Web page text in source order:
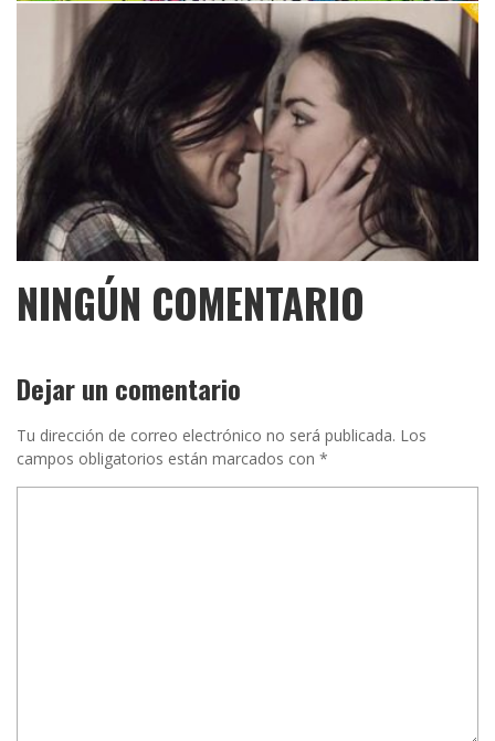
NINGÚN COMENTARIO
Dejar un comentario
Tu dirección de correo electrónico no será publicada. Los
campos obligatorios están marcados con *